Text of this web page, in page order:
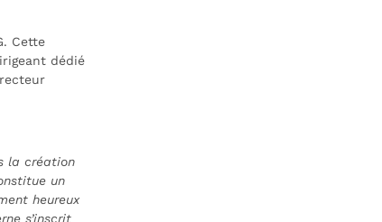
Cette
dédié
la création
un
heureux
s’inscrit